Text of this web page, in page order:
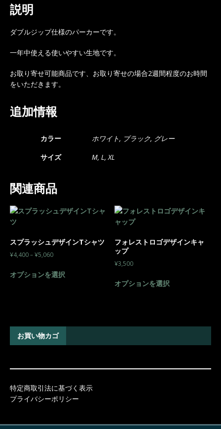
説明
ダブルジップ仕様のパーカーです。
一年中使える使いやすい生地です。
お取り寄せ可能商品です、お取り寄せの場合2週間程度のお時間
をいただきます。
追加情報
カラー
ホワイト, ブラック, グレー
サイズ
M, L, XL
関連商品
スプラッシュデザインTシャツ
¥4,400–¥5,060
オプションを選択
フォレストロゴデザインキャ
ップ
¥3,500
オプションを選択
お買い物カゴ
特定商取引法に基づく表示
プライバシーポリシー